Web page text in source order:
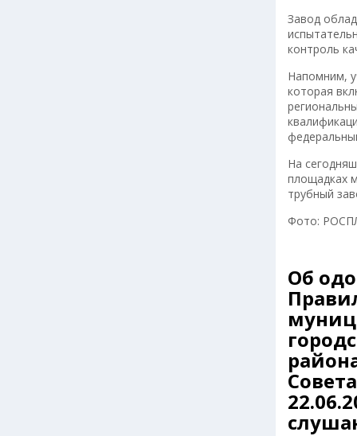
Завод
контроль
Напомним,
которая
На
площадках
трубный
Фото:
Об